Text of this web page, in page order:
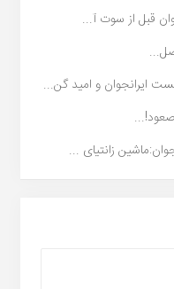
قبل از سوت آ...
ایرانجوان و امید گن...
زانتیای ...